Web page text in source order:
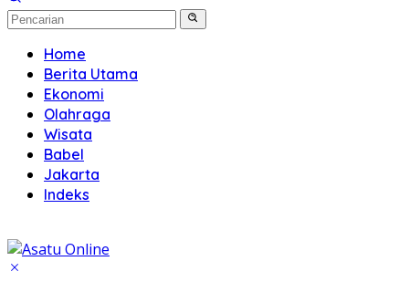
Home
Berita Utama
Ekonomi
Olahraga
Wisata
Babel
Jakarta
Indeks